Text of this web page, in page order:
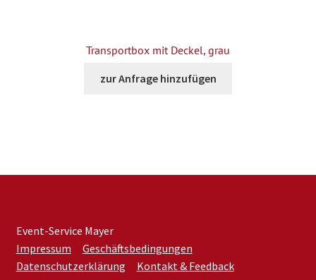
Transportbox mit Deckel, grau
zur Anfrage hinzufügen
Event-Service Mayer
Impressum
Geschäftsbedingungen
Datenschutzerklärung
Kontakt & Feedback